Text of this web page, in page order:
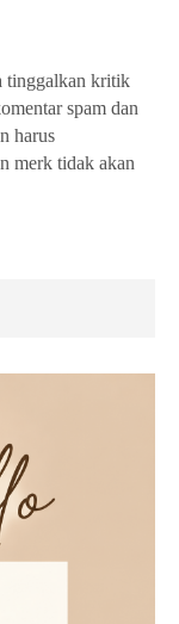
tinggalkan kritik
spam dan
harus
merk tidak akan